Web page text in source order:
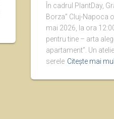
În cadrul PlantDay,
Borza” Cluj-Napoca
mai 2026, la ora
pentru tine – arta
apartament”. Un
serele Citește mai